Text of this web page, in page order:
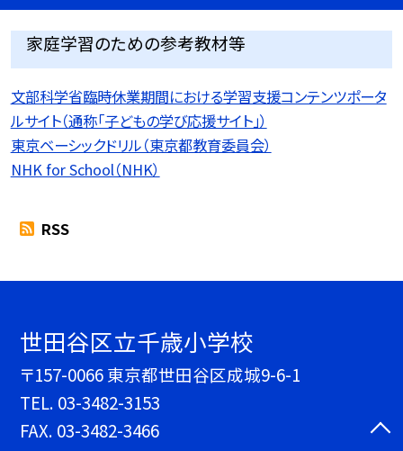
家庭学習のための参考教材等
文部科学省臨時休業期間における学習支援コンテンツポータ
ルサイト（通称「子どもの学び応援サイト」）
東京ベーシックドリル（東京都教育委員会）
NHK for School（NHK）
RSS
世田谷区立千歳小学校
〒157-0066 東京都世田谷区成城9-6-1
TEL. 03-3482-3153
FAX. 03-3482-3466